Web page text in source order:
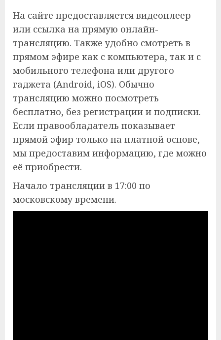
На сайте предоставляется видеоплеер
или ссылка на прямую онлайн-
трансляцию. Также удобно смотреть в
прямом эфире как с компьютера, так и с
мобильного телефона или другого
гаджета (Android, iOS). Обычно
трансляцию можно посмотреть
бесплатно, без регистрации и подписки.
Если правообладатель показывает
прямой эфир только на платной основе,
мы предоставим информацию, где можно
её приобрести.
Начало трансляции в 17:00 по
московскому времени.